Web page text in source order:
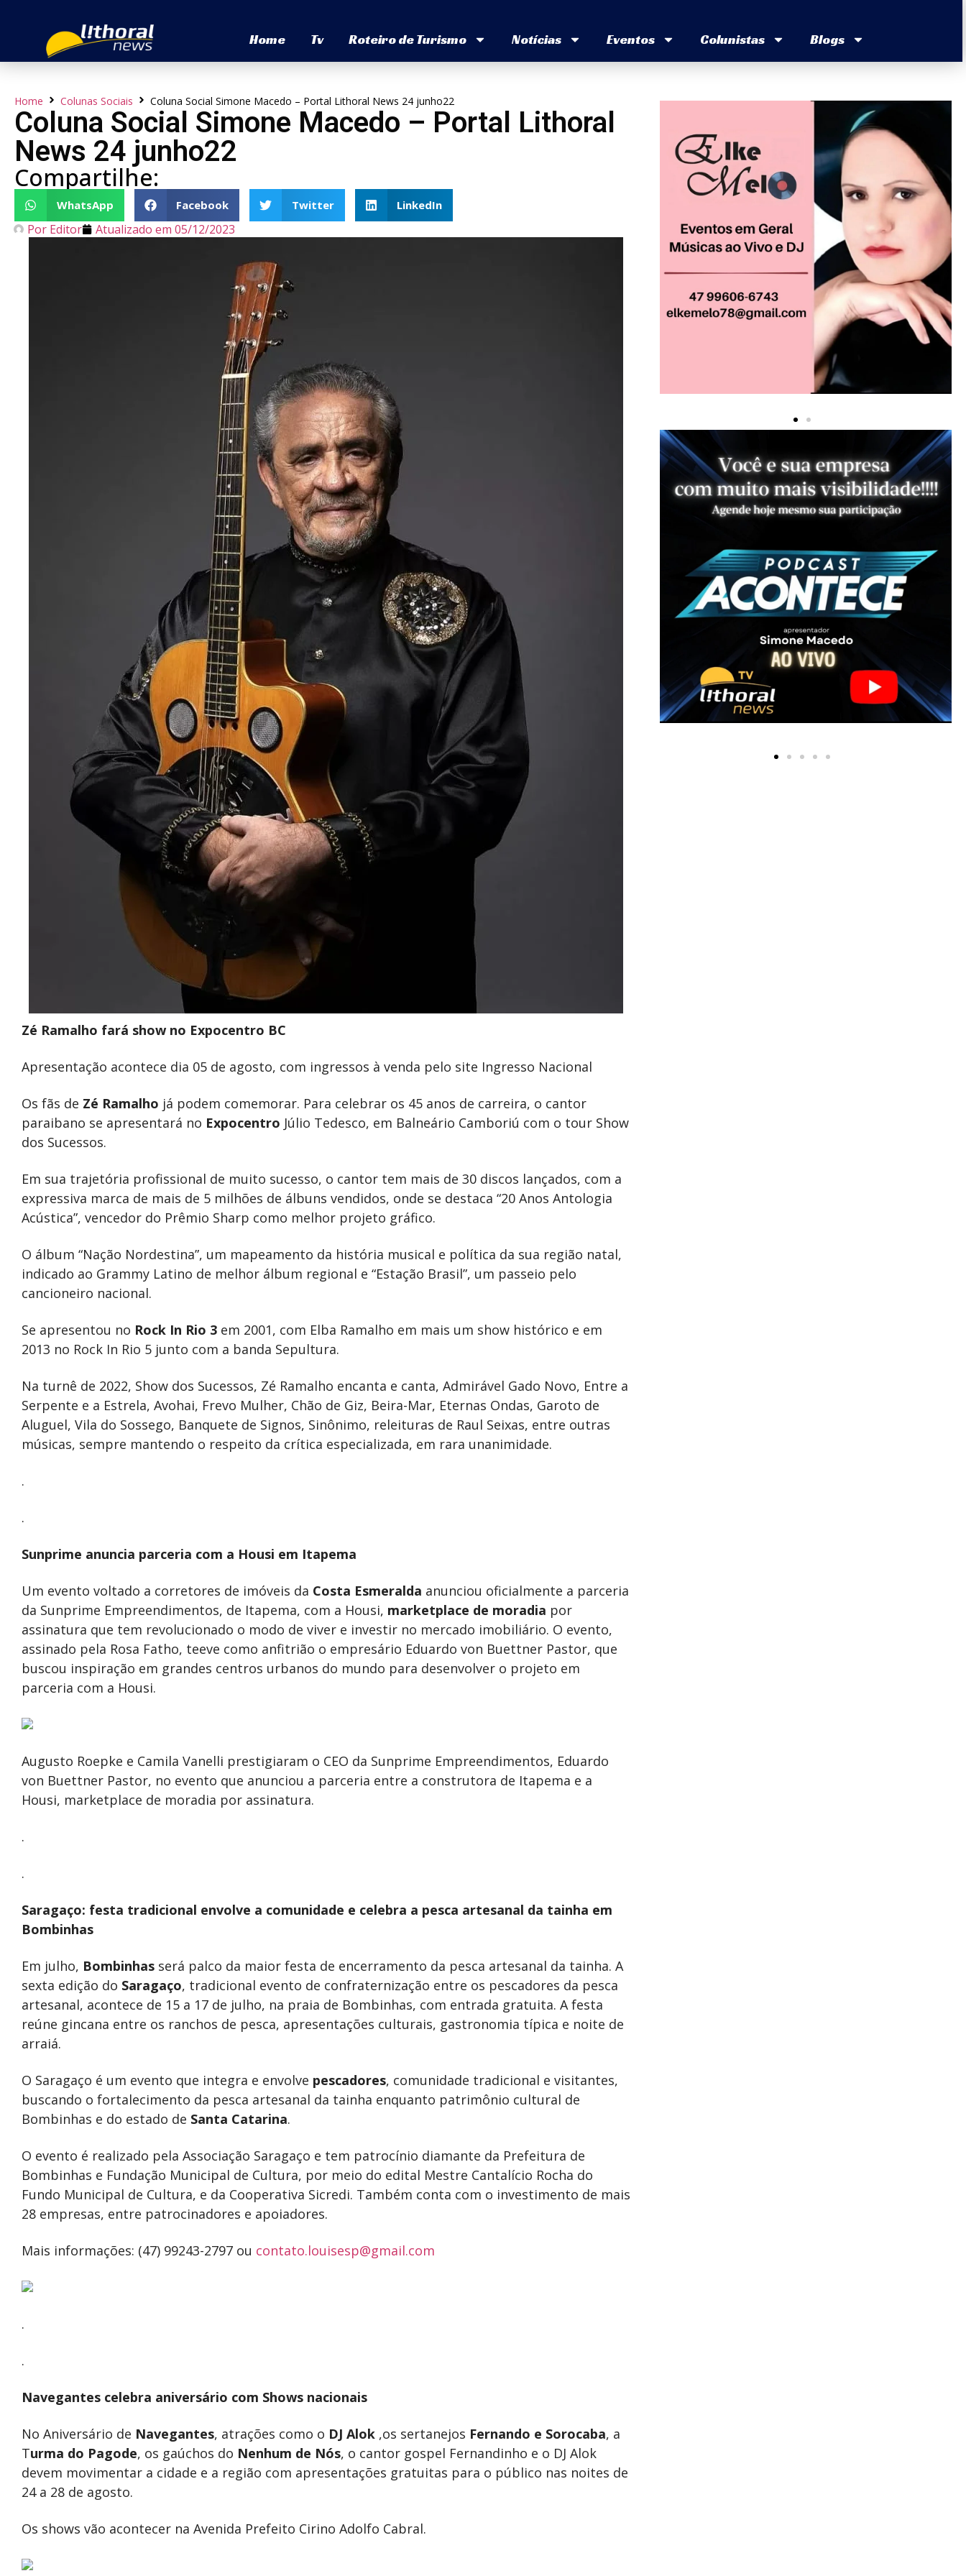
Home Tv Roteiro de Turismo Notícias Eventos Colunistas Blogs
Home Colunas Sociais Coluna Social Simone Macedo – Portal Lithoral News 24 junho22
Coluna Social Simone Macedo – Portal Lithoral
News 24 junho22
Compartilhe:
WhatsApp Facebook Twitter LinkedIn
Por Editor Atualizado em 05/12/2023
Zé Ramalho fará show no Expocentro BC
Apresentação acontece dia 05 de agosto, com ingressos à venda pelo site Ingresso Nacional
Os fãs de Zé Ramalho já podem comemorar. Para celebrar os 45 anos de carreira, o cantor
paraibano se apresentará no Expocentro Júlio Tedesco, em Balneário Camboriú com o tour Show
dos Sucessos.
Em sua trajetória profissional de muito sucesso, o cantor tem mais de 30 discos lançados, com a
expressiva marca de mais de 5 milhões de álbuns vendidos, onde se destaca “20 Anos Antologia
Acústica”, vencedor do Prêmio Sharp como melhor projeto gráfico.
O álbum “Nação Nordestina”, um mapeamento da história musical e política da sua região natal,
indicado ao Grammy Latino de melhor álbum regional e “Estação Brasil”, um passeio pelo
cancioneiro nacional.
Se apresentou no Rock In Rio 3 em 2001, com Elba Ramalho em mais um show histórico e em
2013 no Rock In Rio 5 junto com a banda Sepultura.
Na turnê de 2022, Show dos Sucessos, Zé Ramalho encanta e canta, Admirável Gado Novo, Entre a
Serpente e a Estrela, Avohai, Frevo Mulher, Chão de Giz, Beira-Mar, Eternas Ondas, Garoto de
Aluguel, Vila do Sossego, Banquete de Signos, Sinônimo, releituras de Raul Seixas, entre outras
músicas, sempre mantendo o respeito da crítica especializada, em rara unanimidade.
.
.
Sunprime anuncia parceria com a Housi em Itapema
Um evento voltado a corretores de imóveis da Costa Esmeralda anunciou oficialmente a parceria
da Sunprime Empreendimentos, de Itapema, com a Housi, marketplace de moradia por
assinatura que tem revolucionado o modo de viver e investir no mercado imobiliário. O evento,
assinado pela Rosa Fatho, teeve como anfitrião o empresário Eduardo von Buettner Pastor, que
buscou inspiração em grandes centros urbanos do mundo para desenvolver o projeto em
parceria com a Housi.
Augusto Roepke e Camila Vanelli prestigiaram o CEO da Sunprime Empreendimentos, Eduardo
von Buettner Pastor, no evento que anunciou a parceria entre a construtora de Itapema e a
Housi, marketplace de moradia por assinatura.
.
.
Saragaço: festa tradicional envolve a comunidade e celebra a pesca artesanal da tainha em
Bombinhas
Em julho, Bombinhas será palco da maior festa de encerramento da pesca artesanal da tainha. A
sexta edição do Saragaço, tradicional evento de confraternização entre os pescadores da pesca
artesanal, acontece de 15 a 17 de julho, na praia de Bombinhas, com entrada gratuita. A festa
reúne gincana entre os ranchos de pesca, apresentações culturais, gastronomia típica e noite de
arraiá.
O Saragaço é um evento que integra e envolve pescadores, comunidade tradicional e visitantes,
buscando o fortalecimento da pesca artesanal da tainha enquanto patrimônio cultural de
Bombinhas e do estado de Santa Catarina.
O evento é realizado pela Associação Saragaço e tem patrocínio diamante da Prefeitura de
Bombinhas e Fundação Municipal de Cultura, por meio do edital Mestre Cantalício Rocha do
Fundo Municipal de Cultura, e da Cooperativa Sicredi. Também conta com o investimento de mais
28 empresas, entre patrocinadores e apoiadores.
Mais informações: (47) 99243-2797 ou contato.louisesp@gmail.com
.
.
Navegantes celebra aniversário com Shows nacionais
No Aniversário de Navegantes, atrações como o DJ Alok ,os sertanejos Fernando e Sorocaba, a
Turma do Pagode, os gaúchos do Nenhum de Nós, o cantor gospel Fernandinho e o DJ Alok
devem movimentar a cidade e a região com apresentações gratuitas para o público nas noites de
24 a 28 de agosto.
Os shows vão acontecer na Avenida Prefeito Cirino Adolfo Cabral.